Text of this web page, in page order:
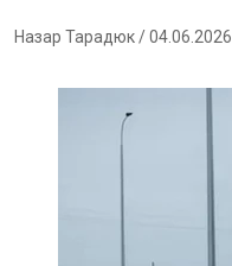
Назар Тарадюк/ 04.06.2026